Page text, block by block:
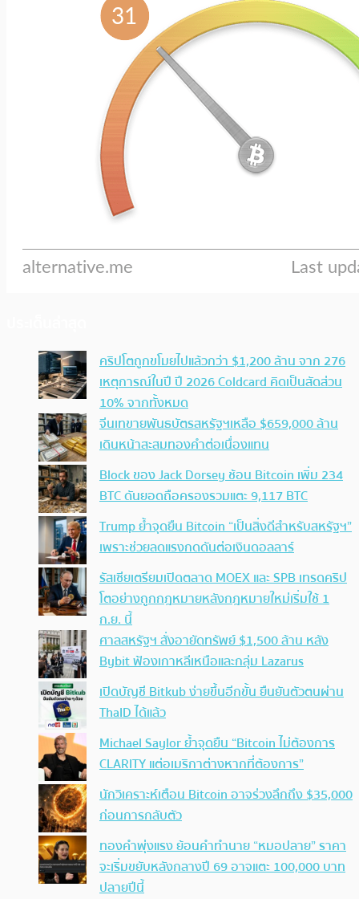
คริปโตถูกขโมยไปแล้วกว่า $1,200 ล้าน จาก 276
เหตุการณ์ในปี ปี 2026 Coldcard คิดเป็นสัดส่วน
10% จากทั้งหมด
จีนเทขายพันธบัตรสหรัฐฯเหลือ $659,000 ล้าน
เดินหน้าสะสมทองคำต่อเนื่องแทน
Block ของ Jack Dorsey ช้อน Bitcoin เพิ่ม 234
BTC ดันยอดถือครองรวมแตะ 9,117 BTC
Trump ย้ำจุดยืน Bitcoin “เป็นสิ่งดีสำหรับสหรัฐฯ”
เพราะช่วยลดแรงกดดันต่อเงินดอลลาร์
รัสเซียเตรียมเปิดตลาด MOEX และ SPB เทรดคริป
โตอย่างถูกกฎหมายหลังกฎหมายใหม่เริ่มใช้ 1
ก.ย. นี้
ศาลสหรัฐฯ สั่งอายัดทรัพย์ $1,500 ล้าน หลัง
Bybit ฟ้องเกาหลีเหนือและกลุ่ม Lazarus
เปิดบัญชี Bitkub ง่ายขึ้นอีกขั้น ยืนยันตัวตนผ่าน
ThaID ได้แล้ว
Michael Saylor ย้ำจุดยืน “Bitcoin ไม่ต้องการ
CLARITY แต่อเมริกาต่างหากที่ต้องการ”
นักวิเคราะห์เตือน Bitcoin อาจร่วงลึกถึง $35,000
ก่อนการกลับตัว
ทองคำพุ่งแรง ย้อนคำทำนาย “หมอปลาย” ราคา
จะเริ่มขยับหลังกลางปี 69 อาจแตะ 100,000 บาท
ปลายปีนี้